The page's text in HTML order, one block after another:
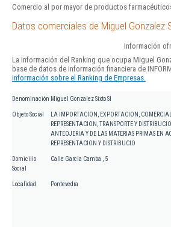
Comercio al por mayor de productos
Datos comerciales de Miguel Gonzalez
Información
La información del Ranking que ocupa Miguel
base de datos de información financiera de
información sobre el Ranking de Empresas.
Denominación Miguel Gonzalez Sixto Sl
Objeto Social
LA IMPORTACION, EXPORTACION,
REPRESENTACION, TRANSPORTE Y
ANTEOJERIA Y DE LAS MATERIAS PRIMAS EN
REPRESENTACION Y DISTRIBUCIO
Domicilio
Social
Calle Garcia Camba , 5
Localidad Pontevedra